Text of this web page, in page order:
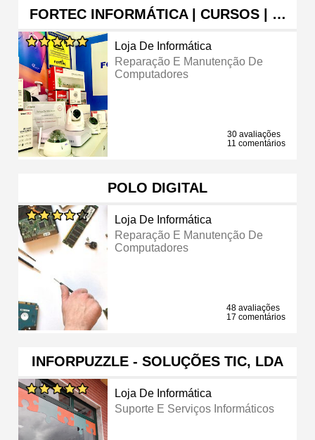
FORTEC INFORMÁTICA | CURSOS | …
Loja De Informática
Reparação E Manutenção De
Computadores
30 avaliações
11 comentários
POLO DIGITAL
Loja De Informática
Reparação E Manutenção De
Computadores
48 avaliações
17 comentários
INFORPUZZLE - SOLUÇÕES TIC, LDA
Loja De Informática
Suporte E Serviços Informáticos